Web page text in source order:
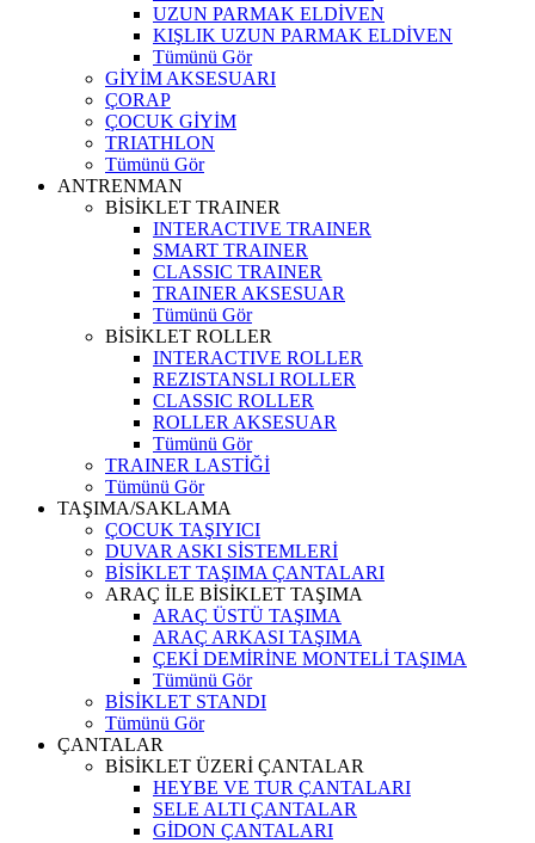
UZUN PARMAK ELDİVEN
KIŞLIK UZUN PARMAK ELDİVEN
Tümünü Gör
GİYİM AKSESUARI
ÇORAP
ÇOCUK GİYİM
TRIATHLON
Tümünü Gör
ANTRENMAN
BİSİKLET TRAINER
INTERACTIVE TRAINER
SMART TRAINER
CLASSIC TRAINER
TRAINER AKSESUAR
Tümünü Gör
BİSİKLET ROLLER
INTERACTIVE ROLLER
REZISTANSLI ROLLER
CLASSIC ROLLER
ROLLER AKSESUAR
Tümünü Gör
TRAINER LASTİĞİ
Tümünü Gör
TAŞIMA/SAKLAMA
ÇOCUK TAŞIYICI
DUVAR ASKI SİSTEMLERİ
BİSİKLET TAŞIMA ÇANTALARI
ARAÇ İLE BİSİKLET TAŞIMA
ARAÇ ÜSTÜ TAŞIMA
ARAÇ ARKASI TAŞIMA
ÇEKİ DEMİRİNE MONTELİ TAŞIMA
Tümünü Gör
BİSİKLET STANDI
Tümünü Gör
ÇANTALAR
BİSİKLET ÜZERİ ÇANTALAR
HEYBE VE TUR ÇANTALARI
SELE ALTI ÇANTALAR
GİDON ÇANTALARI